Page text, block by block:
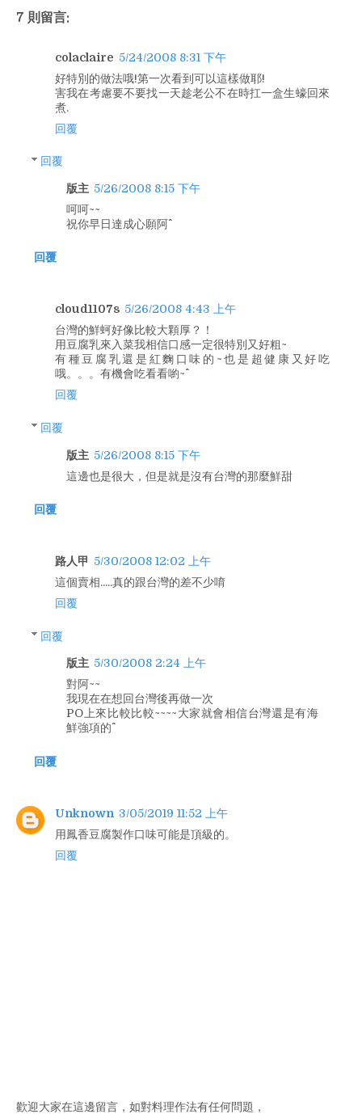
7 則留言:
colaclaire 5/24/2008 8:31 下午
好特別的做法哦!第一次看到可以這樣做耶!
害我在考慮要不要找一天趁老公不在時扛一盒生蠔回來
煮.
回覆
回覆
版主 5/26/2008 8:15 下午
呵呵~~
祝你早日達成心願阿^^
回覆
cloud1107s 5/26/2008 4:43 上午
台灣的鮮蚵好像比較大顆厚？！
用豆腐乳來入菜我相信口感一定很特別又好粗~
有種豆腐乳還是紅麴口味的~也是超健康又好吃
哦。。。有機會吃看看喲~^^
回覆
回覆
版主 5/26/2008 8:15 下午
這邊也是很大，但是就是沒有台灣的那麼鮮甜
回覆
路人甲 5/30/2008 12:02 上午
這個賣相.....真的跟台灣的差不少唷
回覆
回覆
版主 5/30/2008 2:24 上午
對阿~~
我現在在想回台灣後再做一次
PO上來比較比較~~~~大家就會相信台灣還是有海
鮮強項的^^
回覆
Unknown 3/05/2019 11:52 上午
用鳳香豆腐製作口味可能是頂級的。
回覆
歡迎大家在這邊留言，如對料理作法有任何問題，